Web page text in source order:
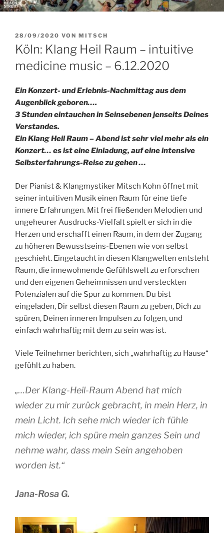
VERÖFFENTLICHT
AM
28/09/2020 VON MITSCH
Köln: Klang Heil Raum – intuitive
medicine music – 6.12.2020
Ein Konzert- und Erlebnis-Nachmittag aus dem
Augenblick geboren….
3Stunden eintauchen in Seinsebenen jenseits Deines
Verstandes.
Ein Klang Heil Raum – Abend ist sehr viel mehr als ein
Konzert… es ist eine Einladung, auf eine intensive
Selbsterfahrungs-Reise zu gehen …
Der Pianist & Klangmystiker Mitsch Kohn öffnet mit
seiner intuitiven Musik einen Raum für eine tiefe
innere Erfahrungen. Mit frei fließenden Melodien und
ungeheurer Ausdrucks-Vielfalt spielt er sich in die
Herzen und erschafft einen Raum, in dem der Zugang
zu höheren Bewusstseins-Ebenen wie von selbst
geschieht. Eingetaucht in diesen Klangwelten entsteht
Raum, die innewohnende Gefühlswelt zu erforschen
und den eigenen Geheimnissen und versteckten
Potenzialen auf die Spur zu kommen. Du bist
eingeladen, Dir selbst diesen Raum zu geben, Dich zu
spüren, Deinen inneren Impulsen zu folgen, und
einfach wahrhaftig mit dem zu sein was ist.
Viele Teilnehmer berichten, sich „wahrhaftig zu Hause“
gefühlt zu haben.
„…Der Klang-Heil-Raum Abend hat mich
wieder zu mir zurück gebracht, in mein Herz, in
mein Licht. Ich sehe mich wieder ich fühle
mich wieder, ich spüre mein ganzes Sein und
nehme wahr, dass mein Sein angehoben
worden ist.“
Jana-Rosa G.